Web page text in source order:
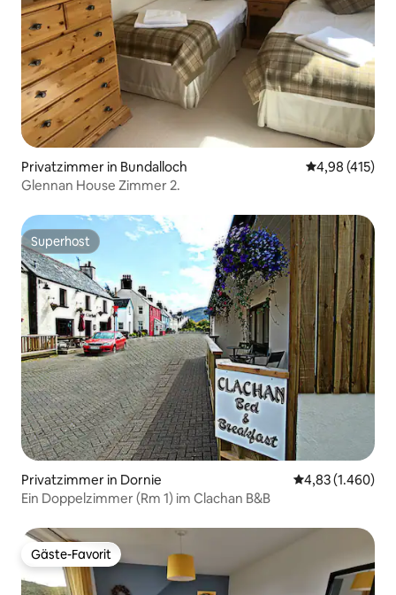
Privatzimmer in Bundalloch
4,98 (415)
Glennan House Zimmer 2.
Superhost
Superhost
Privatzimmer in Dornie
4,83 (1.460)
Ein Doppelzimmer (Rm 1) im Clachan B&B
Gäste-Favorit
Gäste-Favorit